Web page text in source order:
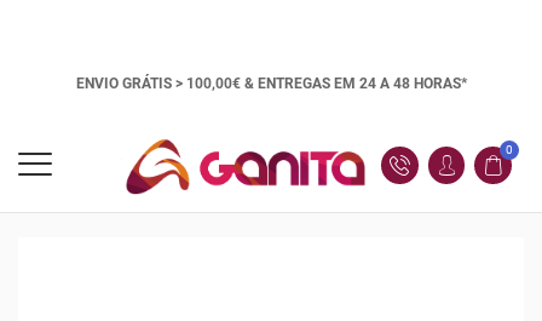
ENVIO GRÁTIS > 100,00€ & ENTREGAS EM 24 A 48 HORAS*
0